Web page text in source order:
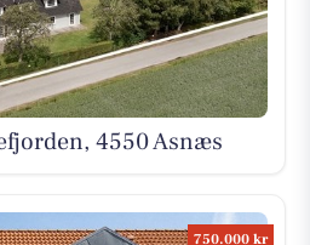
4550 Asnæs
750.000 kr